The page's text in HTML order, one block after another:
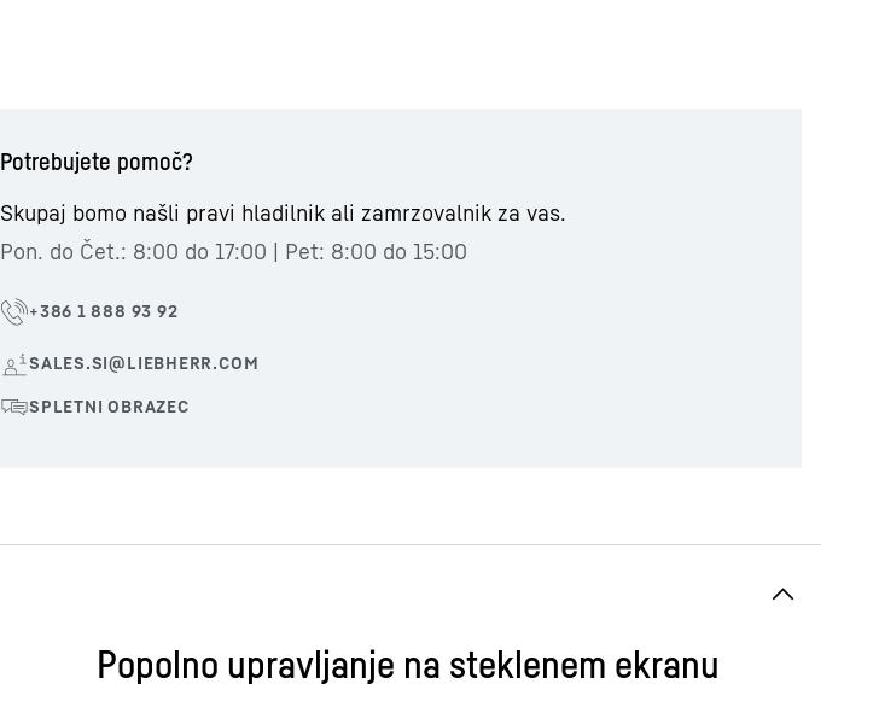
Potrebujete pomoč?
Skupaj bomo našli pravi hladilnik ali zamrzovalnik za vas.
Pon. do Čet.: 8:00 do 17:00 | Pet: 8:00 do 15:00
Popolno upravljanje na steklenem ekranu